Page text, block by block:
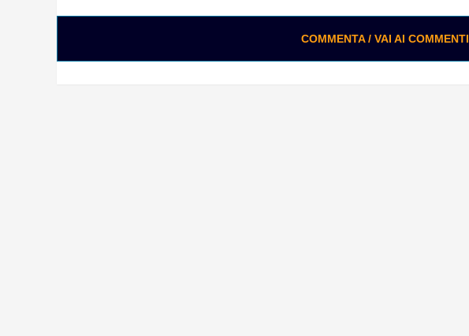
COMMENTA / VAI AI COMMENTI